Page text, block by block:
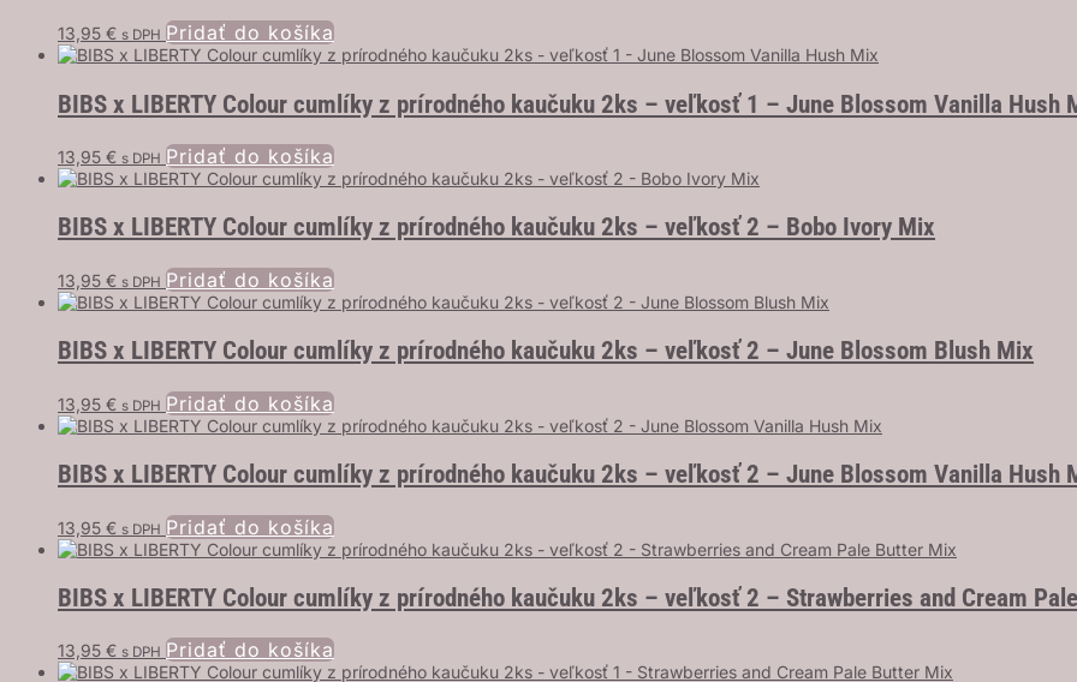
13,95 € s DPH Pridať do košíka
BIBS x LIBERTY Colour cumlíky z prírodného kaučuku 2ks – veľkosť 1 – June Blossom Vanilla Hush
13,95 € s DPH Pridať do košíka
BIBS x LIBERTY Colour cumlíky z prírodného kaučuku 2ks – veľkosť 2 – Bobo Ivory Mix
13,95 € s DPH Pridať do košíka
BIBS x LIBERTY Colour cumlíky z prírodného kaučuku 2ks – veľkosť 2 – June Blossom Blush Mix
13,95 € s DPH Pridať do košíka
BIBS x LIBERTY Colour cumlíky z prírodného kaučuku 2ks – veľkosť 2 – June Blossom Vanilla Hush
13,95 € s DPH Pridať do košíka
BIBS x LIBERTY Colour cumlíky z prírodného kaučuku 2ks – veľkosť 2 – Strawberries and Cream
13,95 € s DPH Pridať do košíka